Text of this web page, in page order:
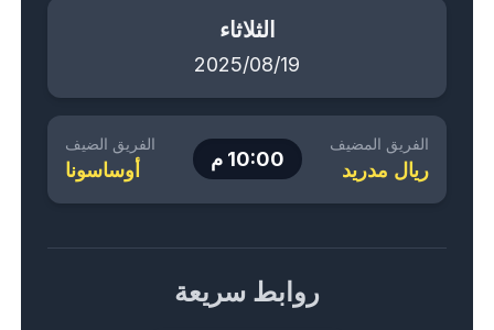
الثلاثاء
2025/08/19
الفريق المضيف
ريال مدريد 10:00 م
الفريق الضيف
أوساسونا
روابط سريعة